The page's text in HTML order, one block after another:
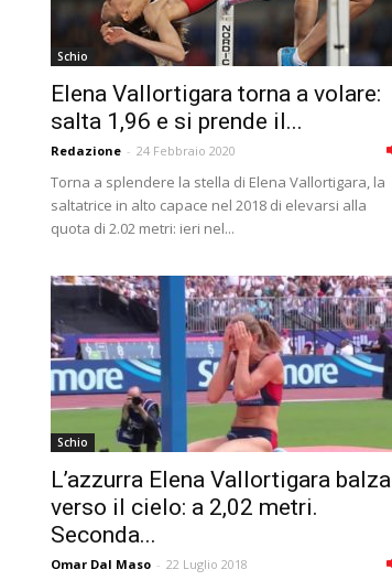
Schio
Elena Vallortigara torna a volare:
salta 1,96 e si prende il...
Redazione - 24 Febbraio 2020
Torna a splendere la stella di Elena Vallortigara, la
saltatrice in alto capace nel 2018 di elevarsi alla
quota di 2.02 metri: ieri nel...
Schio
L’azzurra Elena Vallortigara balza
verso il cielo: a 2,02 metri.
Seconda...
Omar Dal Maso - 22 Luglio 2018